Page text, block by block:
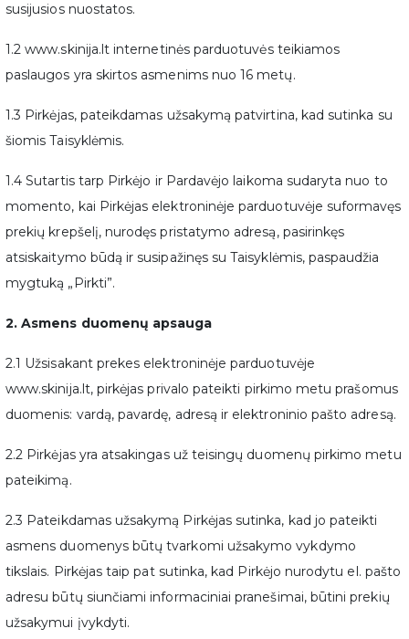
susijusios nuostatos.
1.2 www.skinija.lt internetinės parduotuvės teikiamos
paslaugos yra skirtos asmenims nuo 16 metų.
1.3 Pirkėjas, pateikdamas užsakymą patvirtina, kad sutinka su
šiomis Taisyklėmis.
1.4 Sutartis tarp Pirkėjo ir Pardavėjo laikoma sudaryta nuo to
momento, kai Pirkėjas elektroninėje parduotuvėje suformavęs
prekių krepšelį, nurodęs pristatymo adresą, pasirinkęs
atsiskaitymo būdą ir susipažinęs su Taisyklėmis, paspaudžia
mygtuką „Pirkti”.
2. Asmens duomenų apsauga
2.1 Užsisakant prekes elektroninėje parduotuvėje
www.skinija.lt, pirkėjas privalo pateikti pirkimo metu prašomus
duomenis: vardą, pavardę, adresą ir elektroninio pašto adresą.
2.2 Pirkėjas yra atsakingas už teisingų duomenų pirkimo metu
pateikimą.
2.3 Pateikdamas užsakymą Pirkėjas sutinka, kad jo pateikti
asmens duomenys būtų tvarkomi užsakymo vykdymo
tikslais. Pirkėjas taip pat sutinka, kad Pirkėjo nurodytu el. pašto
adresu būtų siunčiami informaciniai pranešimai, būtini prekių
užsakymui įvykdyti.